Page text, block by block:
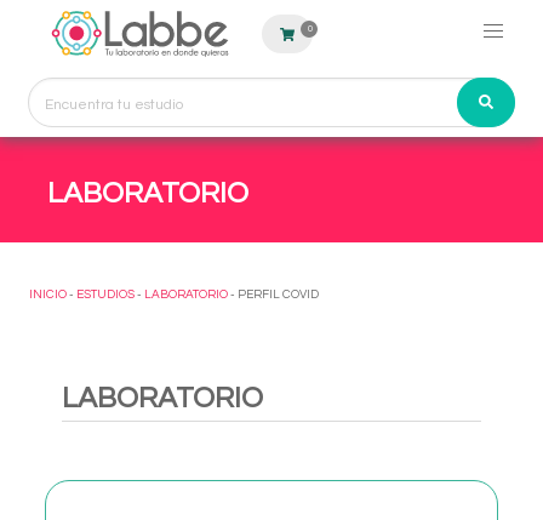
0
LABORATORIO
INICIO - ESTUDIOS - LABORATORIO - PERFIL COVID
LABORATORIO